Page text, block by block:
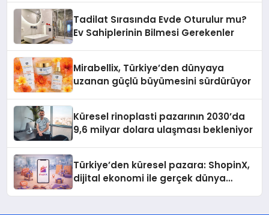
Tadilat Sırasında Evde Oturulur mu?
Ev Sahiplerinin Bilmesi Gerekenler
Mirabellix, Türkiye’den dünyaya
uzanan güçlü büyümesini sürdürüyor
Küresel rinoplasti pazarının 2030’da
9,6 milyar dolara ulaşması bekleniyor
Türkiye’den küresel pazara: ShopinX,
dijital ekonomi ile gerçek dünya